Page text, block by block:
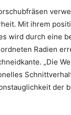
Mit ihrem
wird durch eine
Radien
„Die
der